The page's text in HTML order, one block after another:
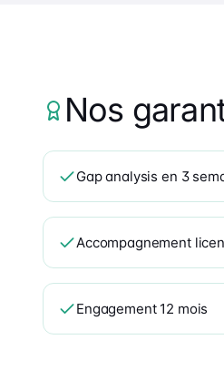
Nos
Gap analysis en 3
Accompagnement
Engagement 12 mois